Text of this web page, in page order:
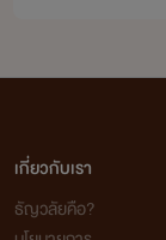
เกี่ยวกับเรา
ธัญวลัยคือ?